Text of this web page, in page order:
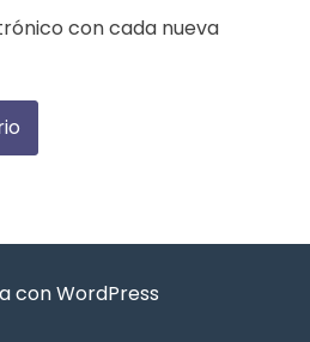
con cada nueva
con WordPress